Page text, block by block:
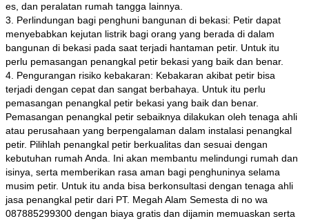
es, dan peralatan rumah tangga lainnya.
3. Perlindungan bagi penghuni bangunan di bekasi: Petir dapat
menyebabkan kejutan listrik bagi orang yang berada di dalam
bangunan di bekasi pada saat terjadi hantaman petir. Untuk itu
perlu pemasangan penangkal petir bekasi yang baik dan benar.
4. Pengurangan risiko kebakaran: Kebakaran akibat petir bisa
terjadi dengan cepat dan sangat berbahaya. Untuk itu perlu
pemasangan penangkal petir bekasi yang baik dan benar.
Pemasangan penangkal petir sebaiknya dilakukan oleh tenaga ahli
atau perusahaan yang berpengalaman dalam instalasi penangkal
petir. Pilihlah penangkal petir berkualitas dan sesuai dengan
kebutuhan rumah Anda. Ini akan membantu melindungi rumah dan
isinya, serta memberikan rasa aman bagi penghuninya selama
musim petir. Untuk itu anda bisa berkonsultasi dengan tenaga ahli
jasa penangkal petir dari PT. Megah Alam Semesta di no wa
087885299300 dengan biaya gratis dan dijamin memuaskan serta